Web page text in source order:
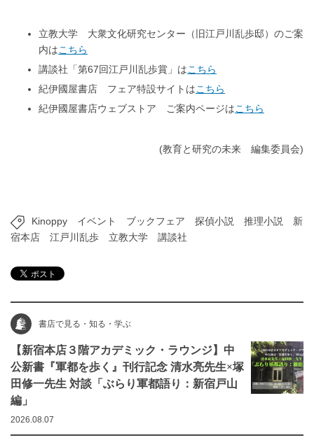
立教大学 大衆文化研究センター（旧江戸川乱歩邸）のご案
内はこちら
講談社「第67回江戸川乱歩賞」はこちら
紀伊國屋書店 フェア特設サイトはこちら
紀伊國屋書店ウェブストア ご案内ページはこちら
(教育と研究の未来 編集委員会)
Kinoppy イベント ブックフェア 探偵小説 推理小説
新
宿本店
江戸川乱歩 立教大学 講談社
書店で見る・知る・学ぶ
【新宿本店３階アカデミック・ラウンジ】中
公新書『軍都を歩く』刊行記念 清水亮先生×塚
田修一先生 対談「ぶらり軍都語り：新宿戸山
編」
2026.08.07